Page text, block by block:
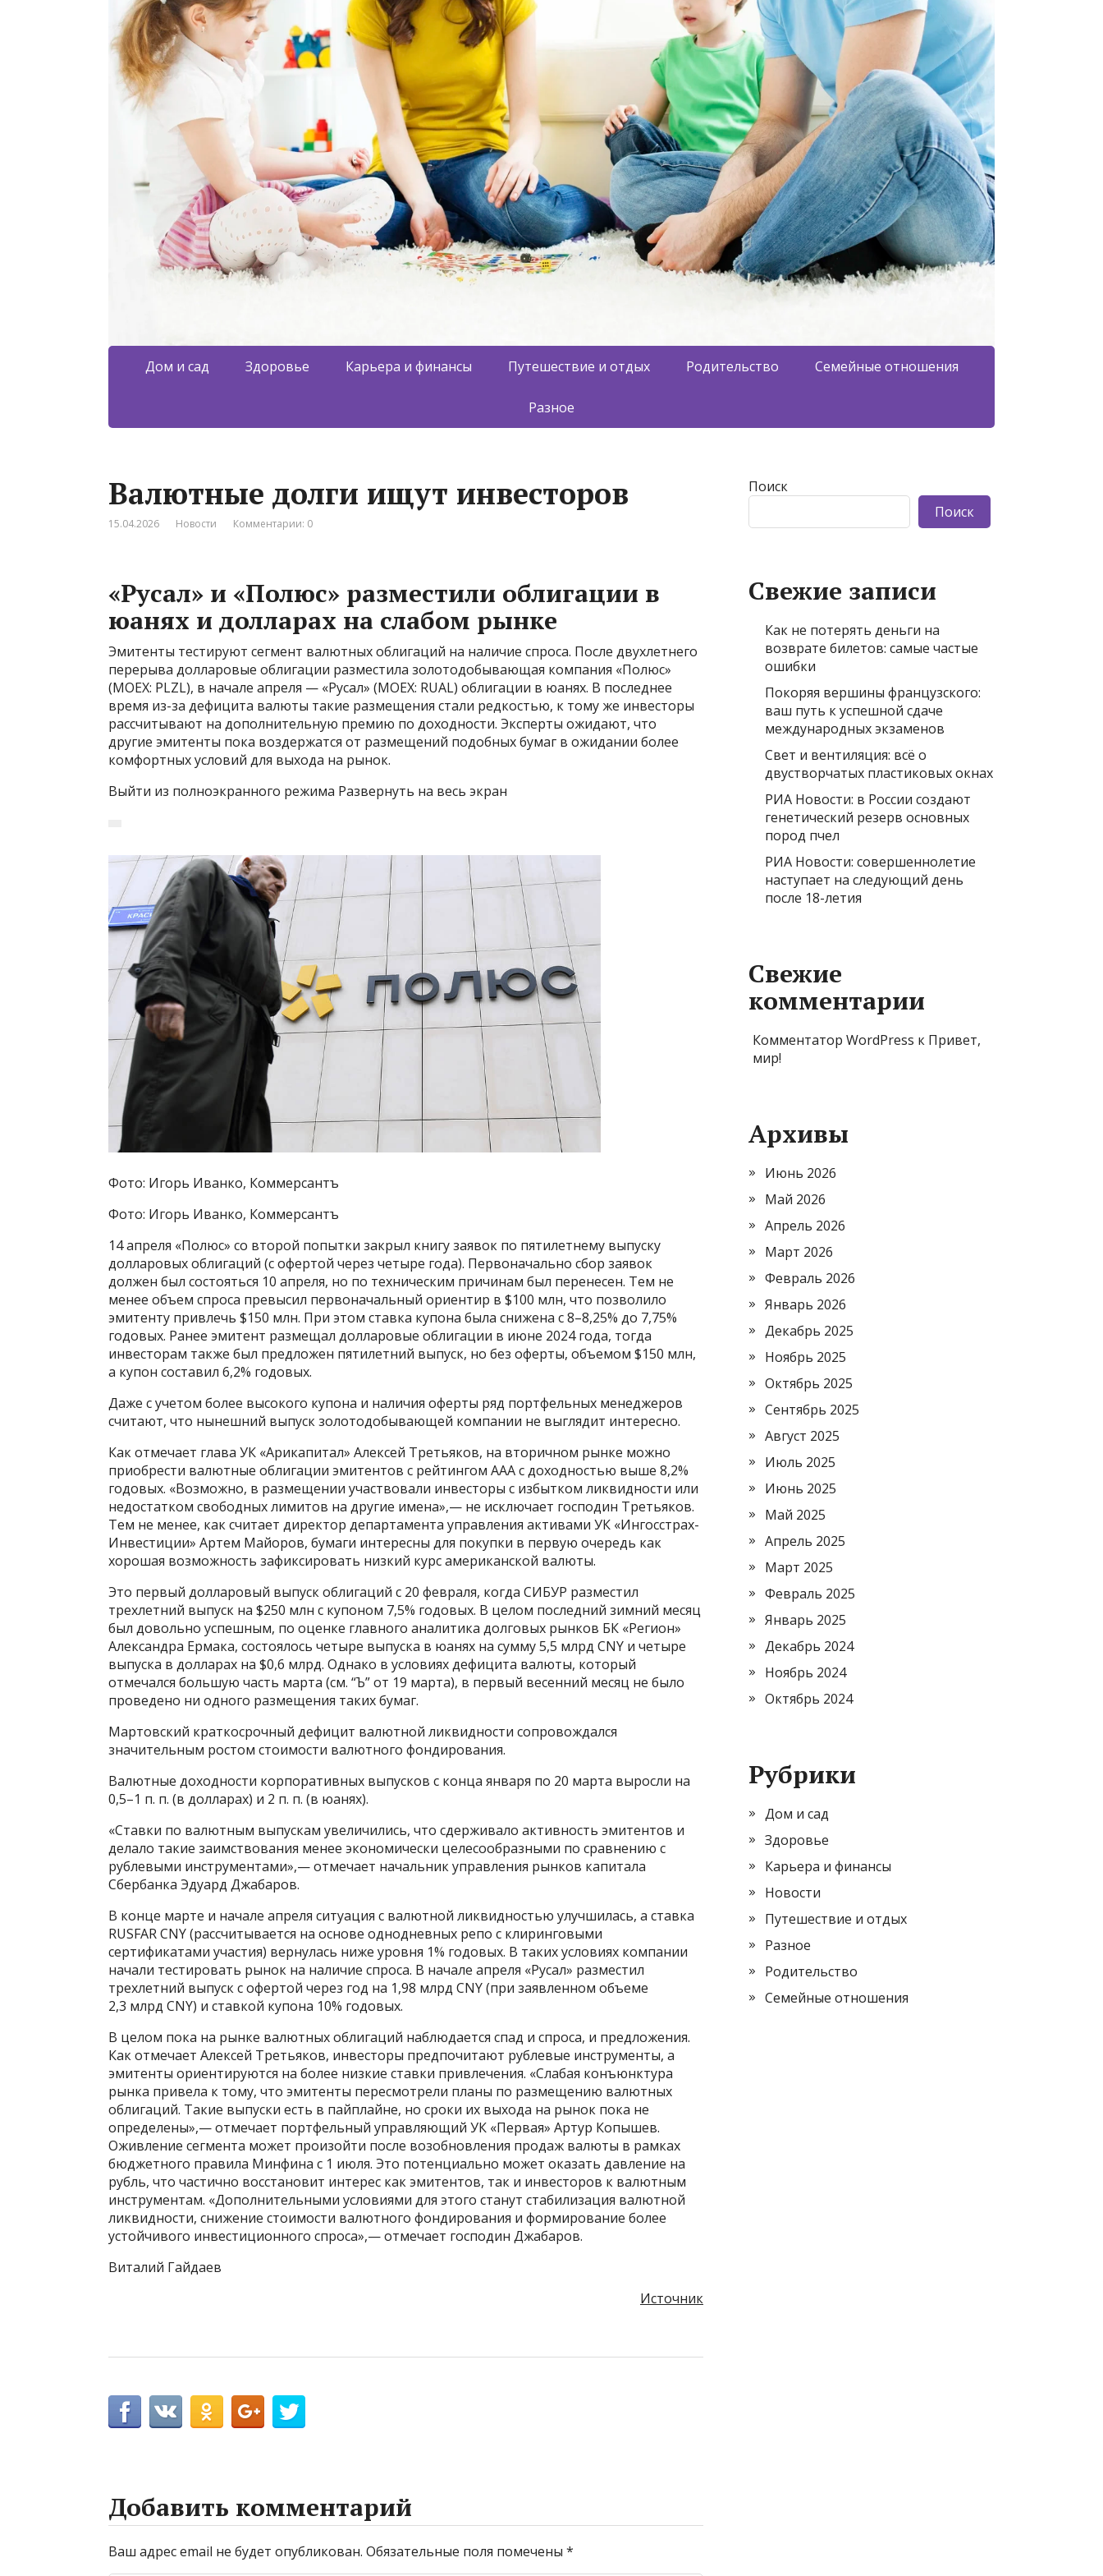
Дом и сад Здоровье Карьера и финансы Путешествие и отдых Родительство Семейные отношения
Разное
Валютные долги ищут инвесторов
15.04.2026 Новости Комментарии: 0
«Русал» и «Полюс» разместили облигации в
юанях и долларах на слабом рынке
Эмитенты тестируют сегмент валютных облигаций на наличие спроса. После двухлетнего
перерыва долларовые облигации разместила золотодобывающая компания «Полюс»
(MOEX: PLZL), в начале апреля — «Русал» (MOEX: RUAL) облигации в юанях. В последнее
время из-за дефицита валюты такие размещения стали редкостью, к тому же инвесторы
рассчитывают на дополнительную премию по доходности. Эксперты ожидают, что
другие эмитенты пока воздержатся от размещений подобных бумаг в ожидании более
комфортных условий для выхода на рынок.
Выйти из полноэкранного режима Развернуть на весь экран
Фото: Игорь Иванко, Коммерсантъ
Фото: Игорь Иванко, Коммерсантъ
14 апреля «Полюс» со второй попытки закрыл книгу заявок по пятилетнему выпуску
долларовых облигаций (с офертой через четыре года). Первоначально сбор заявок
должен был состояться 10 апреля, но по техническим причинам был перенесен. Тем не
менее объем спроса превысил первоначальный ориентир в $100 млн, что позволило
эмитенту привлечь $150 млн. При этом ставка купона была снижена с 8–8,25% до 7,75%
годовых. Ранее эмитент размещал долларовые облигации в июне 2024 года, тогда
инвесторам также был предложен пятилетний выпуск, но без оферты, объемом $150 млн,
а купон составил 6,2% годовых.
Даже с учетом более высокого купона и наличия оферты ряд портфельных менеджеров
считают, что нынешний выпуск золотодобывающей компании не выглядит интересно.
Как отмечает глава УК «Арикапитал» Алексей Третьяков, на вторичном рынке можно
приобрести валютные облигации эмитентов с рейтингом ААА с доходностью выше 8,2%
годовых. «Возможно, в размещении участвовали инвесторы с избытком ликвидности или
недостатком свободных лимитов на другие имена»,— не исключает господин Третьяков.
Тем не менее, как считает директор департамента управления активами УК «Ингосстрах-
Инвестиции» Артем Майоров, бумаги интересны для покупки в первую очередь как
хорошая возможность зафиксировать низкий курс американской валюты.
Это первый долларовый выпуск облигаций с 20 февраля, когда СИБУР разместил
трехлетний выпуск на $250 млн с купоном 7,5% годовых. В целом последний зимний месяц
был довольно успешным, по оценке главного аналитика долговых рынков БК «Регион»
Александра Ермака, состоялось четыре выпуска в юанях на сумму 5,5 млрд CNY и четыре
выпуска в долларах на $0,6 млрд. Однако в условиях дефицита валюты, который
отмечался большую часть марта (см. “Ъ” от 19 марта), в первый весенний месяц не было
проведено ни одного размещения таких бумаг.
Мартовский краткосрочный дефицит валютной ликвидности сопровождался
значительным ростом стоимости валютного фондирования.
Валютные доходности корпоративных выпусков с конца января по 20 марта выросли на
0,5–1 п. п. (в долларах) и 2 п. п. (в юанях).
«Ставки по валютным выпускам увеличились, что сдерживало активность эмитентов и
делало такие заимствования менее экономически целесообразными по сравнению с
рублевыми инструментами»,— отмечает начальник управления рынков капитала
Сбербанка Эдуард Джабаров.
В конце марте и начале апреля ситуация с валютной ликвидностью улучшилась, а ставка
RUSFAR CNY (рассчитывается на основе однодневных репо с клиринговыми
сертификатами участия) вернулась ниже уровня 1% годовых. В таких условиях компании
начали тестировать рынок на наличие спроса. В начале апреля «Русал» разместил
трехлетний выпуск с офертой через год на 1,98 млрд CNY (при заявленном объеме
2,3 млрд CNY) и ставкой купона 10% годовых.
В целом пока на рынке валютных облигаций наблюдается спад и спроса, и предложения.
Как отмечает Алексей Третьяков, инвесторы предпочитают рублевые инструменты, а
эмитенты ориентируются на более низкие ставки привлечения. «Слабая конъюнктура
рынка привела к тому, что эмитенты пересмотрели планы по размещению валютных
облигаций. Такие выпуски есть в пайплайне, но сроки их выхода на рынок пока не
определены»,— отмечает портфельный управляющий УК «Первая» Артур Копышев.
Оживление сегмента может произойти после возобновления продаж валюты в рамках
бюджетного правила Минфина с 1 июля. Это потенциально может оказать давление на
рубль, что частично восстановит интерес как эмитентов, так и инвесторов к валютным
инструментам. «Дополнительными условиями для этого станут стабилизация валютной
ликвидности, снижение стоимости валютного фондирования и формирование более
устойчивого инвестиционного спроса»,— отмечает господин Джабаров.
Виталий Гайдаев
Источник
Добавить комментарий
Ваш адрес email не будет опубликован. Обязательные поля помечены *
Поиск
Поиск
Свежие записи
Как не потерять деньги на
возврате билетов: самые частые
ошибки
Покоряя вершины французского:
ваш путь к успешной сдаче
международных экзаменов
Свет и вентиляция: всё о
двустворчатых пластиковых окнах
РИА Новости: в России создают
генетический резерв основных
пород пчел
РИА Новости: совершеннолетие
наступает на следующий день
после 18-летия
Свежие
комментарии
Комментатор WordPress к Привет,
мир!
Архивы
Июнь 2026
Май 2026
Апрель 2026
Март 2026
Февраль 2026
Январь 2026
Декабрь 2025
Ноябрь 2025
Октябрь 2025
Сентябрь 2025
Август 2025
Июль 2025
Июнь 2025
Май 2025
Апрель 2025
Март 2025
Февраль 2025
Январь 2025
Декабрь 2024
Ноябрь 2024
Октябрь 2024
Рубрики
Дом и сад
Здоровье
Карьера и финансы
Новости
Путешествие и отдых
Разное
Родительство
Семейные отношения